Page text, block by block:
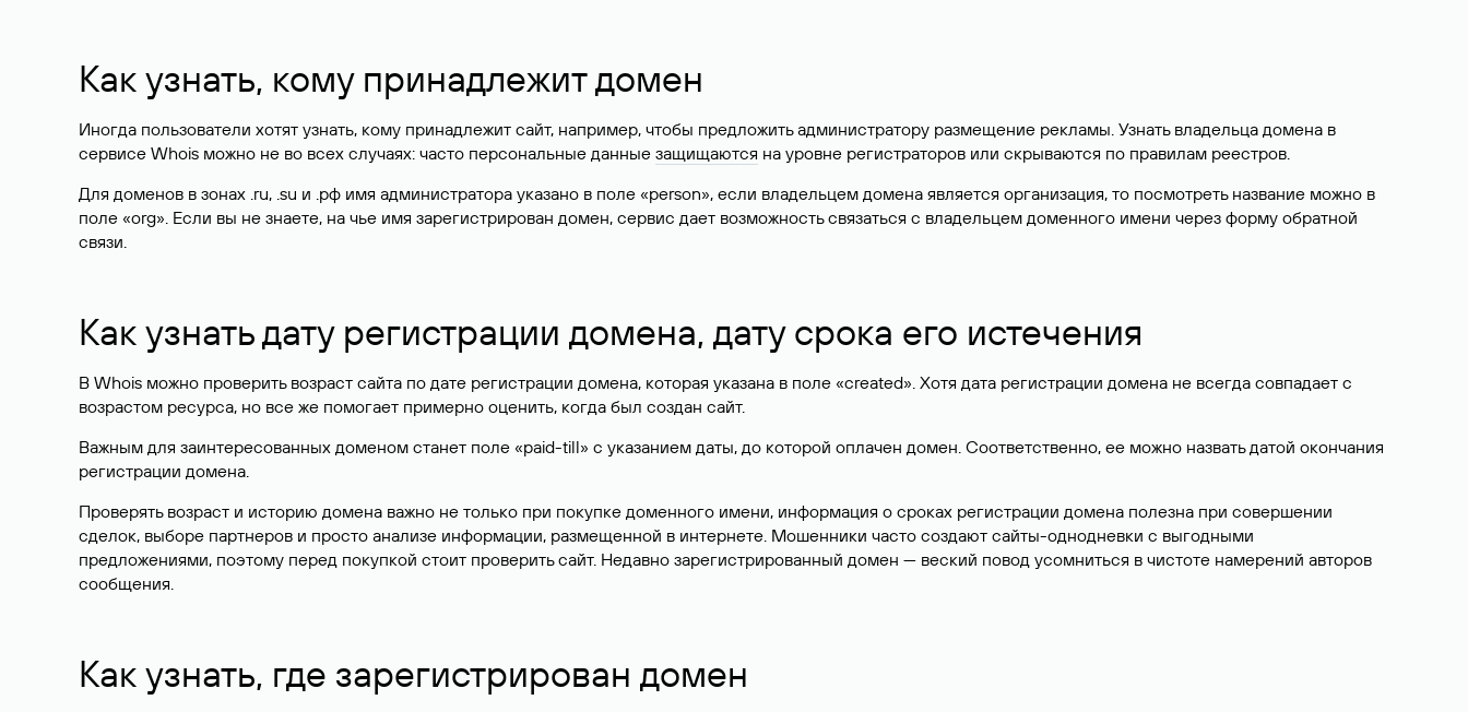
Как узнать, кому принадлежит домен
Иногда пользователи хотят узнать, кому принадлежит сайт, например, чтобы предложить администратору размещение рекламы. Узнать владельца домена в
сервисе Whois можно не во всех случаях: часто персональные данные защищаются на уровне регистраторов или скрываются по правилам реестров.
Для доменов в зонах .ru, .su и .рф имя администратора указано в поле «person», если владельцем домена является организация, то посмотреть название можно в
поле «org». Если вы не знаете, на чье имя зарегистрирован домен, сервис дает возможность связаться с владельцем доменного имени через форму обратной
связи.
Как узнать дату регистрации домена, дату срока его истечения
В Whois можно проверить возраст сайта по дате регистрации домена, которая указана в поле «created». Хотя дата регистрации домена не всегда совпадает с
возрастом ресурса, но все же помогает примерно оценить, когда был создан сайт.
Важным для заинтересованных доменом станет поле «paid-till» с указанием даты, до которой оплачен домен. Соответственно, ее можно назвать датой окончания
регистрации домена.
Проверять возраст и историю домена важно не только при покупке доменного имени, информация о сроках регистрации домена полезна при совершении
сделок, выборе партнеров и просто анализе информации, размещенной в интернете. Мошенники часто создают сайты-однодневки с выгодными
предложениями, поэтому перед покупкой стоит проверить сайт. Недавно зарегистрированный домен — веский повод усомниться в чистоте намерений авторов
сообщения.
Как узнать, где зарегистрирован домен